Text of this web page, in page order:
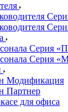
Серия
Серия
Модификация
Партнер
для офиса